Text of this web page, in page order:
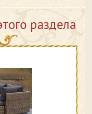
раздела